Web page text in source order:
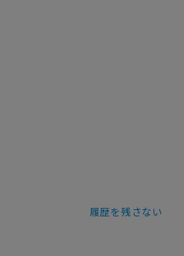
履歴を残さない